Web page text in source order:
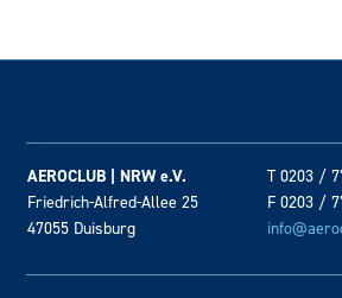
AEROCLUB | NRW e.V.
Friedrich-Alfred-Allee 25
47055 Duisburg
T 0203 /
F 0203 /